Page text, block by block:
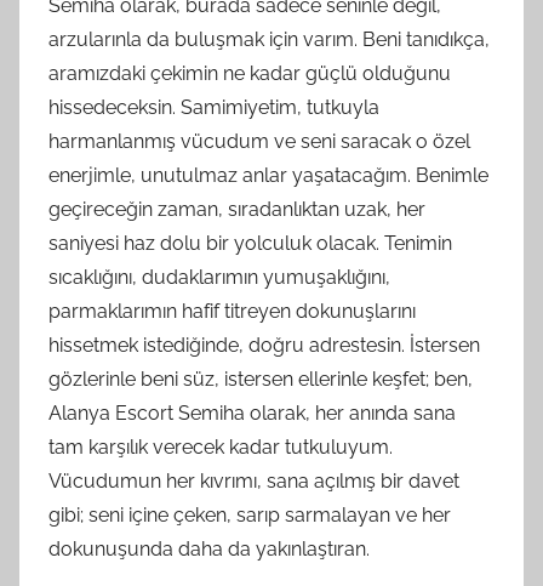
Semiha olarak, burada sadece seninle değil,
arzularınla da buluşmak için varım. Beni tanıdıkça,
aramızdaki çekimin ne kadar güçlü olduğunu
hissedeceksin. Samimiyetim, tutkuyla
harmanlanmış vücudum ve seni saracak o özel
enerjimle, unutulmaz anlar yaşatacağım. Benimle
geçireceğin zaman, sıradanlıktan uzak, her
saniyesi haz dolu bir yolculuk olacak. Tenimin
sıcaklığını, dudaklarımın yumuşaklığını,
parmaklarımın hafif titreyen dokunuşlarını
hissetmek istediğinde, doğru adrestesin. İstersen
gözlerinle beni süz, istersen ellerinle keşfet; ben,
Alanya Escort Semiha olarak, her anında sana
tam karşılık verecek kadar tutkuluyum.
Vücudumun her kıvrımı, sana açılmış bir davet
gibi; seni içine çeken, sarıp sarmalayan ve her
dokunuşunda daha da yakınlaştıran.